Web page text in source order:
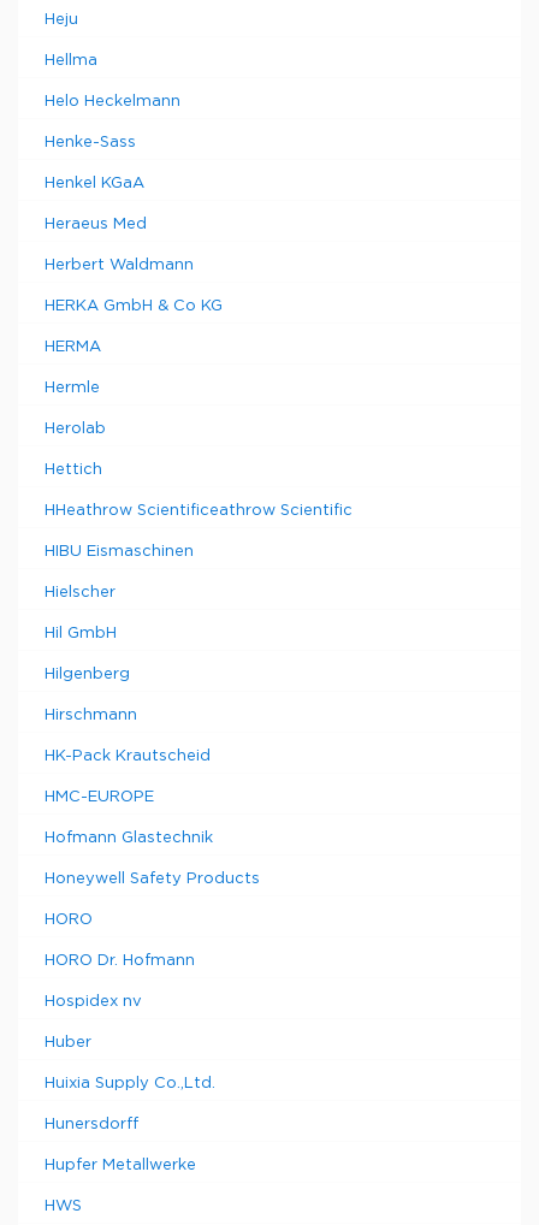
Heju
Hellma
Helo Heckelmann
Henke-Sass
Henkel KGaA
Heraeus Med
Herbert Waldmann
HERKA GmbH & Co KG
HERMA
Hermle
Herolab
Hettich
HHeathrow Scientificeathrow Scientific
HIBU Eismaschinen
Hielscher
Hil GmbH
Hilgenberg
Hirschmann
HK-Pack Krautscheid
HMC-EUROPE
Hofmann Glastechnik
Honeywell Safety Products
HORO
HORO Dr. Hofmann
Hospidex nv
Huber
Huixia Supply Co.,Ltd.
Hunersdorff
Hupfer Metallwerke
HWS